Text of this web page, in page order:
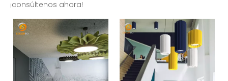
¡consúltenos ahora!